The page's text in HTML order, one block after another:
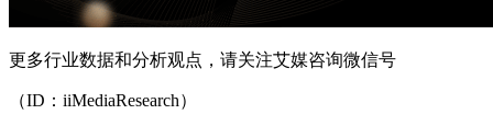
更多行业数据和分析观点，请关注艾媒咨询微信号
（ID：iiMediaResearch）